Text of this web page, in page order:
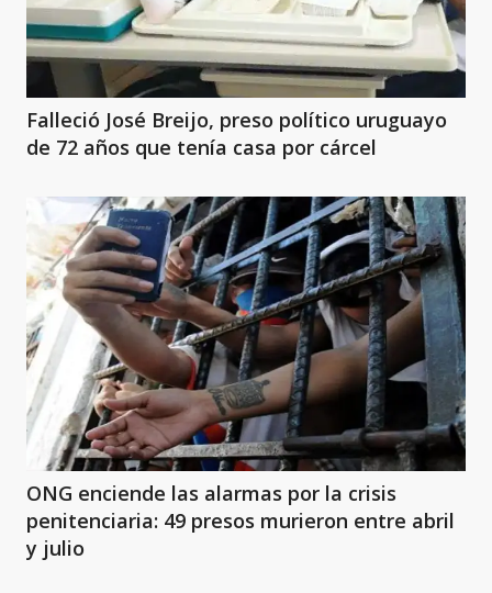
Falleció José Breijo, preso político uruguayo
de 72 años que tenía casa por cárcel
ONG enciende las alarmas por la crisis
penitenciaria: 49 presos murieron entre abril
y julio